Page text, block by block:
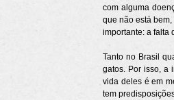
com alguma
que não está
importante: a falta
Tanto no Brasil
gatos. Por isso, a
vida deles é em
tem